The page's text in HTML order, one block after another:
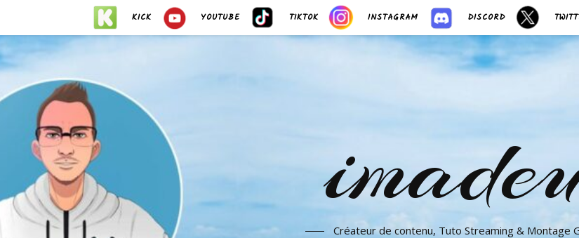
KICK YOUTUBE TIKTOK INSTAGRAM DISCORD
Créateur de contenu, Tuto Streaming & Montage